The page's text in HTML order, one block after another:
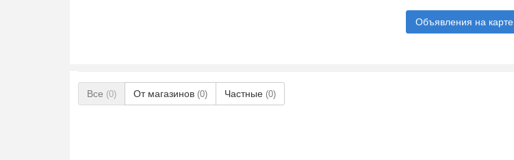
Объявления на карте
Все (0) От магазинов (0) Частные (0)